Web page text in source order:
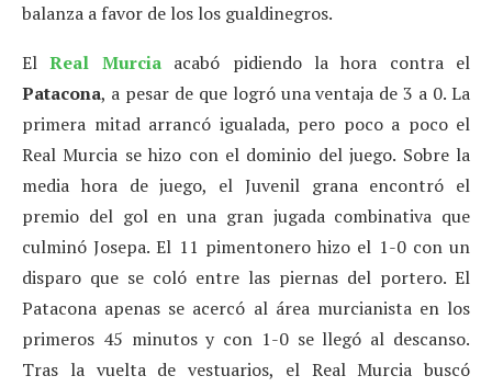
balanza a favor de los los gualdinegros.
ElReal Murciaacabó pidiendo la hora contra el
Patacona, a pesar de que logró una ventaja de 3 a 0. La
primera mitad arrancó igualada, pero poco a poco el
Real Murcia se hizo con el dominio del juego. Sobre la
media hora de juego, el Juvenil grana encontró el
premio del gol en una gran jugada combinativa que
culminó Josepa. El 11 pimentonero hizo el 1-0 con un
disparo que se coló entre las piernas del portero. El
Patacona apenas se acercó al área murcianista en los
primeros 45 minutos y con 1-0 se llegó al descanso.
Tras la vuelta de vestuarios, el Real Murcia buscó